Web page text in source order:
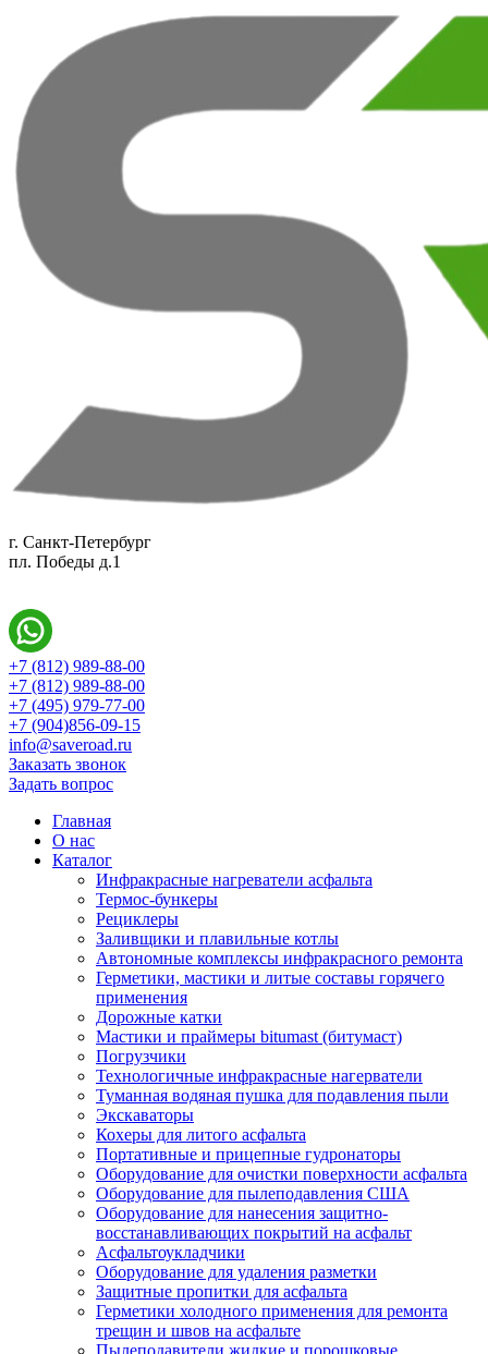
г. Санкт-Петербург
пл. Победы д.1
+7 (812) 989-88-00
+7 (812) 989-88-00
+7 (495) 979-77-00
+7 (904)856-09-15
info@saveroad.ru
Заказать звонок
Задать вопрос
Главная
О нас
Каталог
Инфракрасные нагреватели асфальта
Термос-бункеры
Рециклеры
Заливщики и плавильные котлы
Автономные комплексы инфракрасного ремонта
Герметики, мастики и литые составы горячего
применения
Дорожные катки
Мастики и праймеры bitumast (битумаст)
Погрузчики
Технологичные инфракрасные нагерватели
Туманная водяная пушка для подавления пыли
Экскаваторы
Кохеры для литого асфальта
Портативные и прицепные гудронаторы
Оборудование для очистки поверхности асфальта
Оборудование для пылеподавления США
Оборудование для нанесения защитно-
восстанавливающих покрытий на асфальт
Асфальтоукладчики
Оборудование для удаления разметки
Защитные пропитки для асфальта
Герметики холодного применения для ремонта
трещин и швов на асфальте
Пылеподавители жидкие и порошковые